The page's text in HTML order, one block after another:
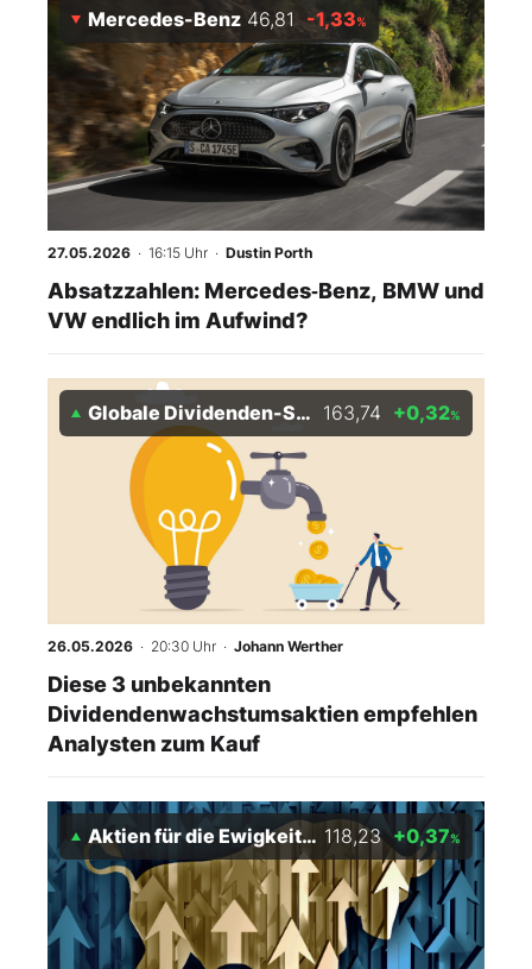
Mercedes-Benz 46,81 -1,33%
27.05.2026 · 16:15 Uhr · Dustin Porth
Absatzzahlen: Mercedes‑Benz, BMW und
VW endlich im Aufwind?
Globale Dividenden-Stars Index 163,74 +0,32%
26.05.2026 · 20:30 Uhr · Johann Werther
Diese 3 unbekannten
Dividendenwachstumsaktien empfehlen
Analysten zum Kauf
Aktien für die Ewigkeit Index 118,23 +0,37%